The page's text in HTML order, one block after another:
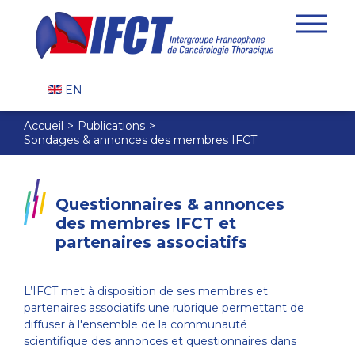
EN
Accueil
Publications
Sondages & annonces des membres IFCT
Questionnaires & annonces
des membres IFCT et
partenaires associatifs
L’IFCT met à disposition de ses membres et
partenaires associatifs une rubrique permettant de
diffuser à l'ensemble de la communauté
scientifique des annonces et questionnaires dans